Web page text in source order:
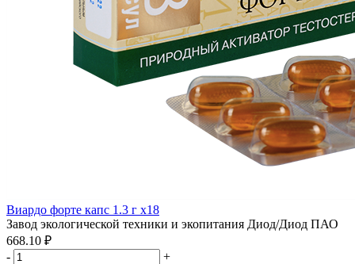
Виардо форте капс 1.3 г x18
Завод экологической техники и экопитания Диод/Диод ПАО
668.10 ₽
-
+